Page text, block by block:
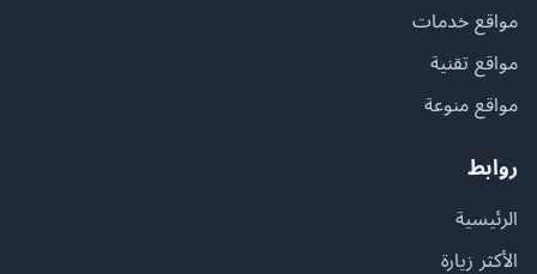
مواقع خدمات
مواقع تقنية
مواقع منوعة
روابط
الرئيسية
الأكثر زيارة